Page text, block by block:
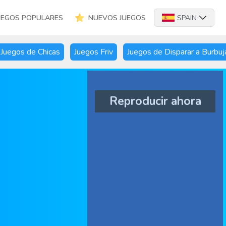
POPULARES NUEVOS JUEGOS SPAIN
Juegos de Chicas Juegos Friv Juegos de Disparar a
Reproducir ahora